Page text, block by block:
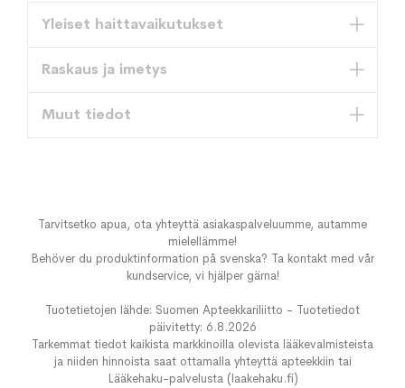
Yleiset haittavaikutukset
Raskaus ja imetys
Muut tiedot
Tarvitsetko apua, ota yhteyttä asiakaspalveluumme, autamme
mielellämme!
Behöver du produktinformation på svenska? Ta kontakt med vår
kundservice, vi hjälper gärna!
Tuotetietojen lähde: Suomen Apteekkariliitto - Tuotetiedot
päivitetty: 6.8.2026
Tarkemmat tiedot kaikista markkinoilla olevista lääkevalmisteista
ja niiden hinnoista saat ottamalla yhteyttä apteekkiin tai
Lääkehaku-palvelusta (laakehaku.fi)